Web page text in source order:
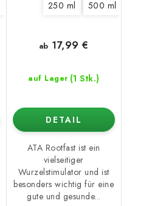
1 l
250 ml 500 ml
auf Lager (1 Stk.)
ab 17,99 €
DETAIL
ATA Rootfast ist ein
vielseitiger
Wurzelstimulator und ist
besonders wichtig für eine
gute und gesunde...